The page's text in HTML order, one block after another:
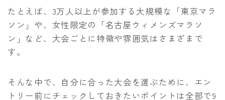
たとえば、3万人以上が参加する大規模な「東京マラ
ソン」や、女性限定の「名古屋ウィメンズマラソ
ン」など、大会ごとに特徴や雰囲気はさまざまで
す。
そんな中で、自分に合った大会を選ぶために、エン
トリー前にチェックしておきたいポイントは全部で9